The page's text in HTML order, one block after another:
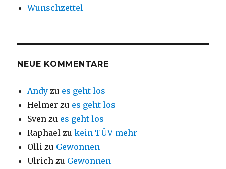
Wunschzettel
NEUE KOMMENTARE
Andy zu es geht los
Helmer zu es geht los
Sven zu es geht los
Raphael zukein TÜV mehr
Olli zu Gewonnen
Ulrich zu Gewonnen